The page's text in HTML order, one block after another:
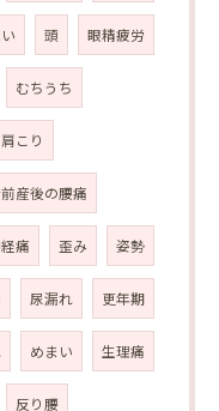
頭 眼精疲労
むちうち
肩こり
産後の腰痛
痛 歪み 姿勢
尿漏れ 更年期
めまい 生理痛
反り腰